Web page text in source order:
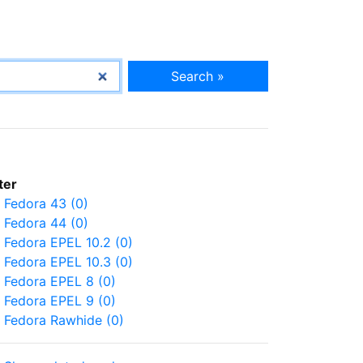
Search »
Fedora 43 (0)
Fedora 44 (0)
Fedora EPEL 10.2 (0)
Fedora EPEL 10.3 (0)
Fedora EPEL 8 (0)
Fedora EPEL 9 (0)
Fedora Rawhide (0)